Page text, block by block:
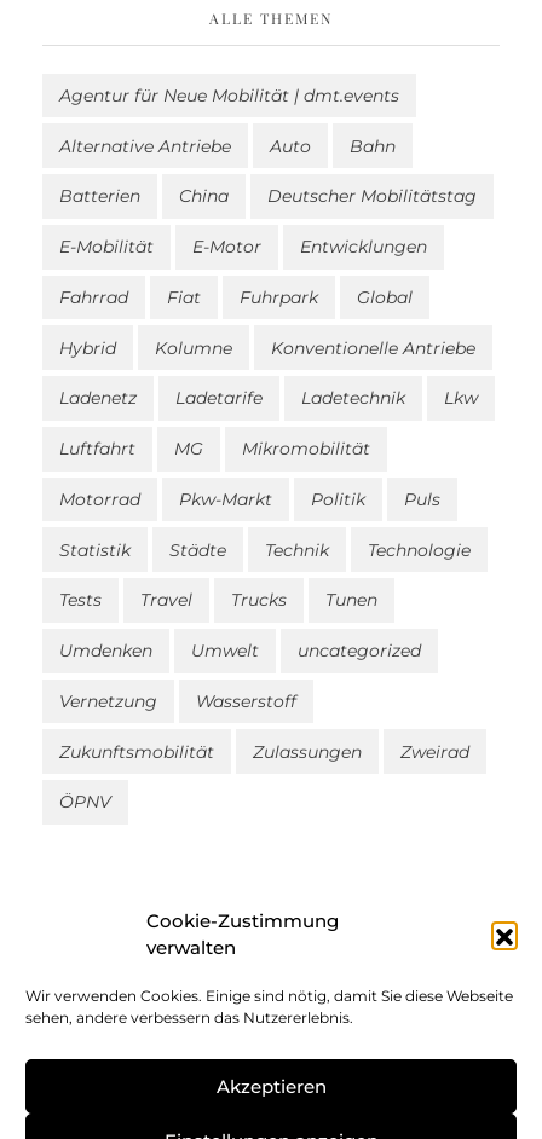
Cookie-Zustimmung
verwalten
Wir verwenden Cookies. Einige sind nötig, damit Sie diese Webseite
sehen, andere verbessern das Nutzererlebnis.
Akzeptieren
ALLE THEMEN
Agentur für Neue Mobilität | dmt.events
Alternative Antriebe Auto Bahn
Batterien China Deutscher Mobilitätstag
E-Mobilität E-Motor Entwicklungen
Fahrrad Fiat Fuhrpark Global
Hybrid Kolumne Konventionelle Antriebe
Ladenetz Ladetarife Ladetechnik Lkw
Luftfahrt MG Mikromobilität
Motorrad Pkw-Markt Politik Puls
Statistik Städte Technik Technologie
Tests Travel Trucks Tunen
Umdenken Umwelt uncategorized
Vernetzung Wasserstoff
Zukunftsmobilität Zulassungen Zweirad
ÖPNV
Impressum
Datenschutz